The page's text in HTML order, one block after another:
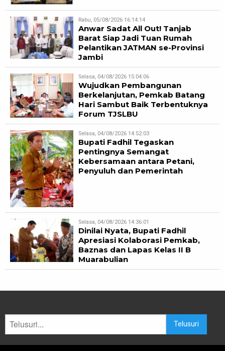
Rabu, 05/08/2026 16:14:14
Anwar Sadat All Out! Tanjab
Barat Siap Jadi Tuan Rumah
Pelantikan JATMAN se-Provinsi
Jambi
Selasa, 04/08/2026 15:04:06
Wujudkan Pembangunan
Berkelanjutan, Pemkab Batang
Hari Sambut Baik Terbentuknya
Forum TJSLBU
Selasa, 04/08/2026 14:52:03
Bupati Fadhil Tegaskan
Pentingnya Semangat
Kebersamaan antara Petani,
Penyuluh dan Pemerintah
Selasa, 04/08/2026 14:36:01
Dinilai Nyata, Bupati Fadhil
Apresiasi Kolaborasi Pemkab,
Baznas dan Lapas Kelas II B
Muarabulian
Telusuri